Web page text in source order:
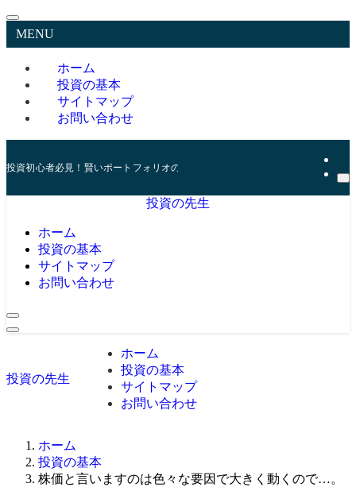
MENU
ホーム
投資の基本
サイトマップ
お問い合わせ
投資初心者必見！賢いポートフォリオの組み方とリスク管理の秘訣
投資の先生
ホーム
投資の基本
サイトマップ
お問い合わせ
投資の先生
ホーム
投資の基本
サイトマップ
お問い合わせ
ホーム
投資の基本
株価と言いますのは色々な要因で大きく動くので…。